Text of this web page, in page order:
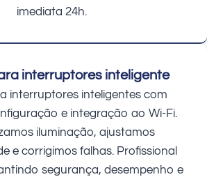
imediata 24h.
interruptores inteligente
interruptores inteligentes com
e integração ao Wi-Fi.
iluminação, ajustamos
e corrigimos falhas. Profissional
segurança, desempenho e